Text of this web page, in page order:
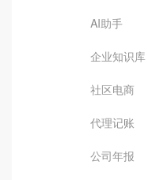
AI助手
企业知识库
社区电商
代理记账
公司年报